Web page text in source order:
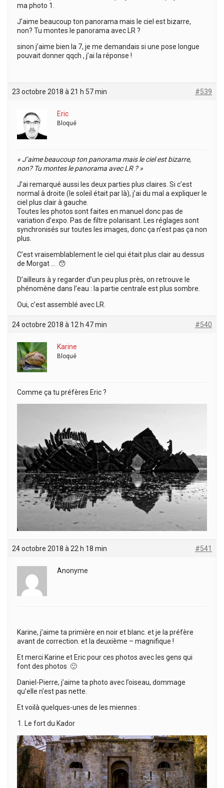
ma photo 1.
J’aime beaucoup ton panorama mais le ciel est bizarre,
non? Tu montes le panorama avec LR ?
sinon j’aime bien la 7, je me demandais si une pose longue
pouvait donner qqch , j’ai la réponse !
23 octobre 2018 à 21 h 57 min #539
Eric
Bloqué
« J’aime beaucoup ton panorama mais le ciel est bizarre,
non? Tu montes le panorama avec LR ? »
J’ai remarqué aussi les deux parties plus claires. Si c’est
normal à droite (le soleil était par là), j’ai du mal a expliquer le
ciel plus clair à gauche.
Toutes les photos sont faites en manuel donc pas de
variation d’expo. Pas de filtre polarisant. Les réglages sont
synchronisés sur toutes les images, donc ça n’est pas ça non
plus.
C’est vraisemblablement le ciel qui était plus clair au dessus
de Morgat … 😯
D’ailleurs à y regarder d’un peu plus près, on retrouve le
phénomène dans l’eau : la partie centrale est plus sombre.
Oui, c’est assemblé avec LR.
24 octobre 2018 à 12 h 47 min #540
Karine
Bloqué
Comme ça tu préfères Eric ?
24 octobre 2018 à 22 h 18 min #541
Anonyme
Karine, j’aime ta primière en noir et blanc. et je la préfère
avant de correction. et la deuxième – magnifique !
Et merci Karine et Eric pour ces photos avec les gens qui
font des photos 🙂
Daniel-Pierre, j’aime ta photo avec l’oiseau, dommage
qu’elle n’est pas nette.
Et voilà quelques-unes de les miennes :
Le fort du Kador